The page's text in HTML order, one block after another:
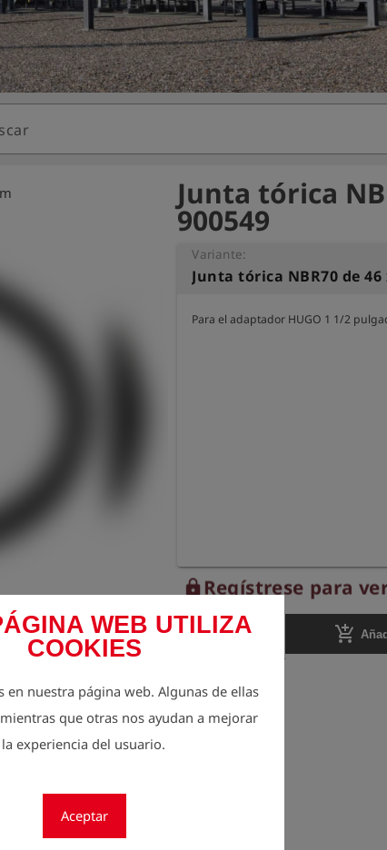
WEB UTILIZA
COOKIES
en nuestra página web. Algunas de ellas
que otras nos ayudan a mejorar
experiencia del usuario.
Aceptar
Junta tórica
900549
Variante:
Junta tórica NBR70 de 46
Para el adaptador HUGO 1 1/2
lock Regístrese para
Cantidad
add_shopping_cart